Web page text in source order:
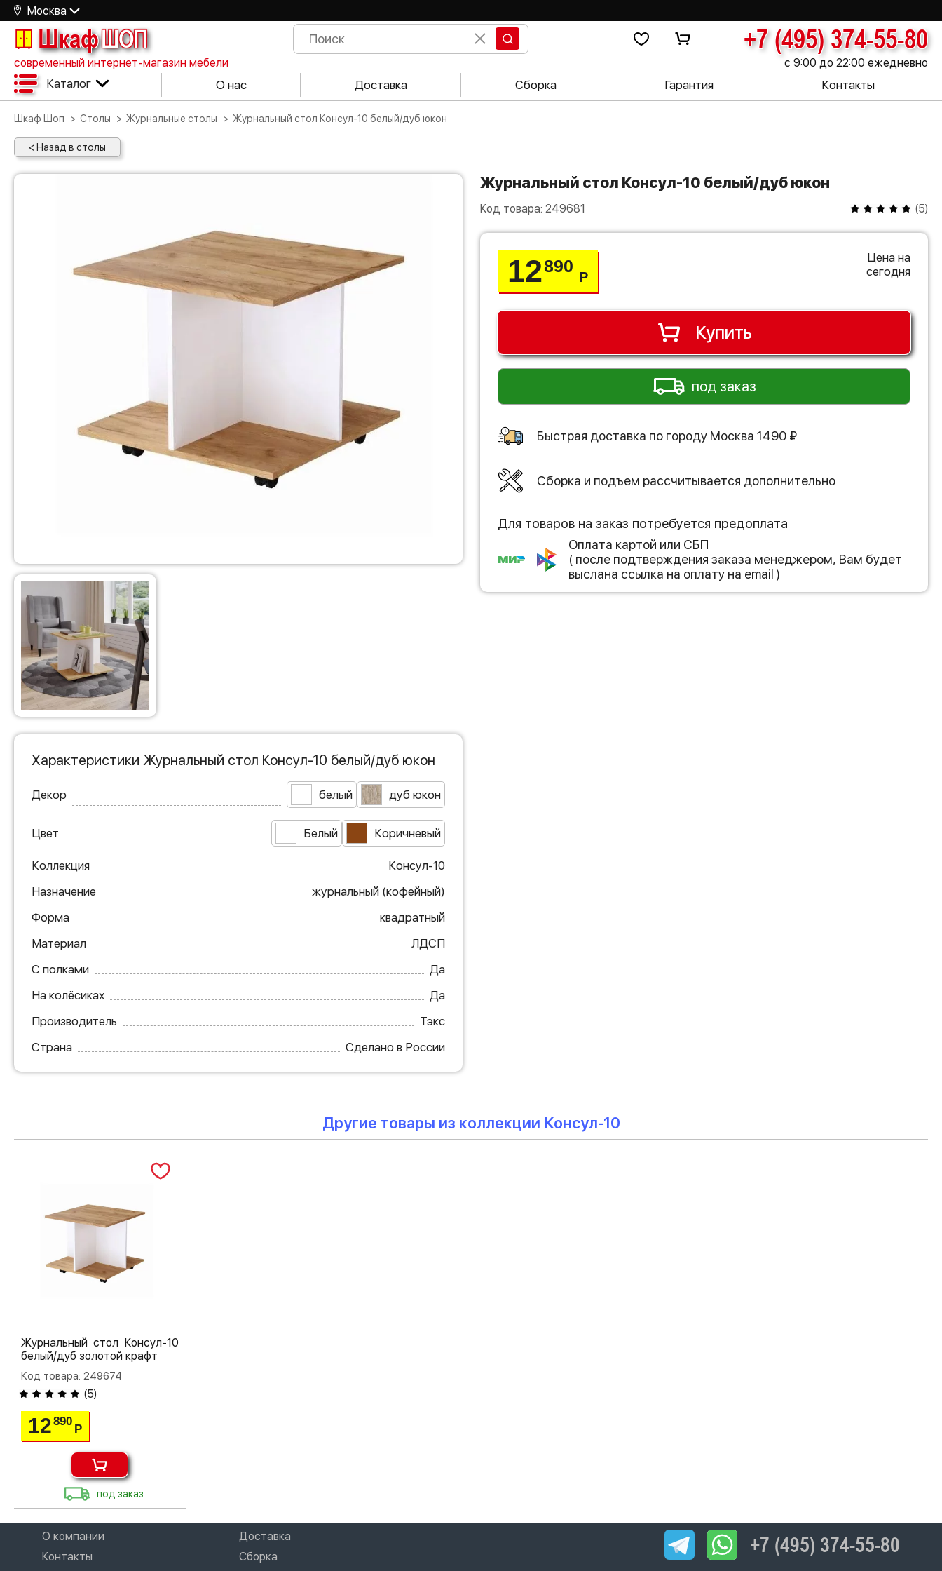
Москва
ШкафШОП +7 (495) 374-55-80
современный интернет-магазин мебели с 9:00 до 22:00 ежедневно
Каталог О нас Доставка Сборка Гарантия Контакты
Шкаф Шоп Столы Журнальные столы Журнальный стол Консул-10 белый/дуб юкон
< Назад в столы
Журнальный стол Консул-10 белый/дуб юкон
Код товара: 249681 (5)
12890
Р
Цена на
сегодня
Купить
под заказ
Быстрая доставка по городу Москва 1490 ₽
Сборка и подъем рассчитывается дополнительно
Для товаров на заказ потребуется предоплата
Оплата картой или СБП
( после подтверждения заказа менеджером, Вам будет
выслана ссылка на оплату на email )
Характеристики Журнальный стол Консул-10 белый/дуб юкон
Декор белый дуб юкон
Цвет Белый Коричневый
Коллекция
Консул-10
Назначение
журнальный (кофейный)
Форма
квадратный
Материал
ЛДСП
С полками
Да
На колёсиках
Да
Производитель
Тэкс
Страна
Сделано в России
Другие товары из коллекции Консул-10
Журнальный стол Консул-10
белый/дуб золотой крафт
Код товара: 249674
(5)
12890
Р
под заказ
О компании
Доставка
Контакты
Сборка
+7 (495) 374-55-80